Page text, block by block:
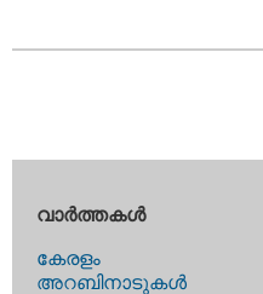
വാര്‍ത്തകള്‍
കേരളം
അറബിനാടുകള്‍